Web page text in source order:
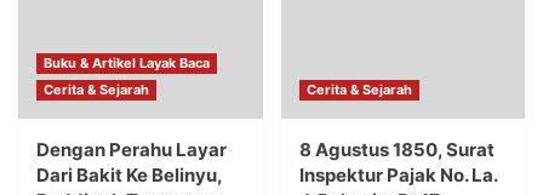
Buku & Artikel Layak Baca
Cerita & Sejarah
Dengan Perahu Layar
Dari Bakit Ke Belinyu,
Cerita & Sejarah
8 Agustus 1850, Surat
Inspektur Pajak No. La.